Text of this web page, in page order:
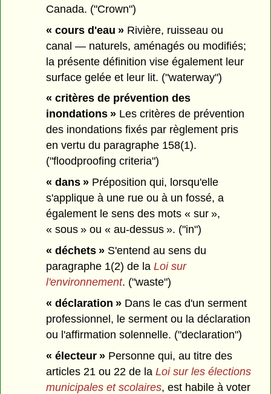
Canada. ("Crown")
« cours d'eau » Rivière, ruisseau ou
canal — naturels, aménagés ou modifiés;
la présente définition vise également leur
surface gelée et leur lit. ("waterway")
« critères de prévention des
inondations » Les critères de prévention
des inondations fixés par règlement pris
en vertu du paragraphe 158(1).
("floodproofing criteria")
« dans » Préposition qui, lorsqu'elle
s'applique à une rue ou à un fossé, a
également le sens des mots « sur »,
« sous » ou « au-dessus ». ("in")
« déchets » S'entend au sens du
paragraphe 1(2) de laLoi sur
l'environnement. ("waste")
« déclaration » Dans le cas d'un serment
professionnel, le serment ou la déclaration
ou l'affirmation solennelle. ("declaration")
« électeur » Personne qui, au titre des
articles 21 ou 22 de laLoi sur les élections
municipales et scolaires, est habile à voter